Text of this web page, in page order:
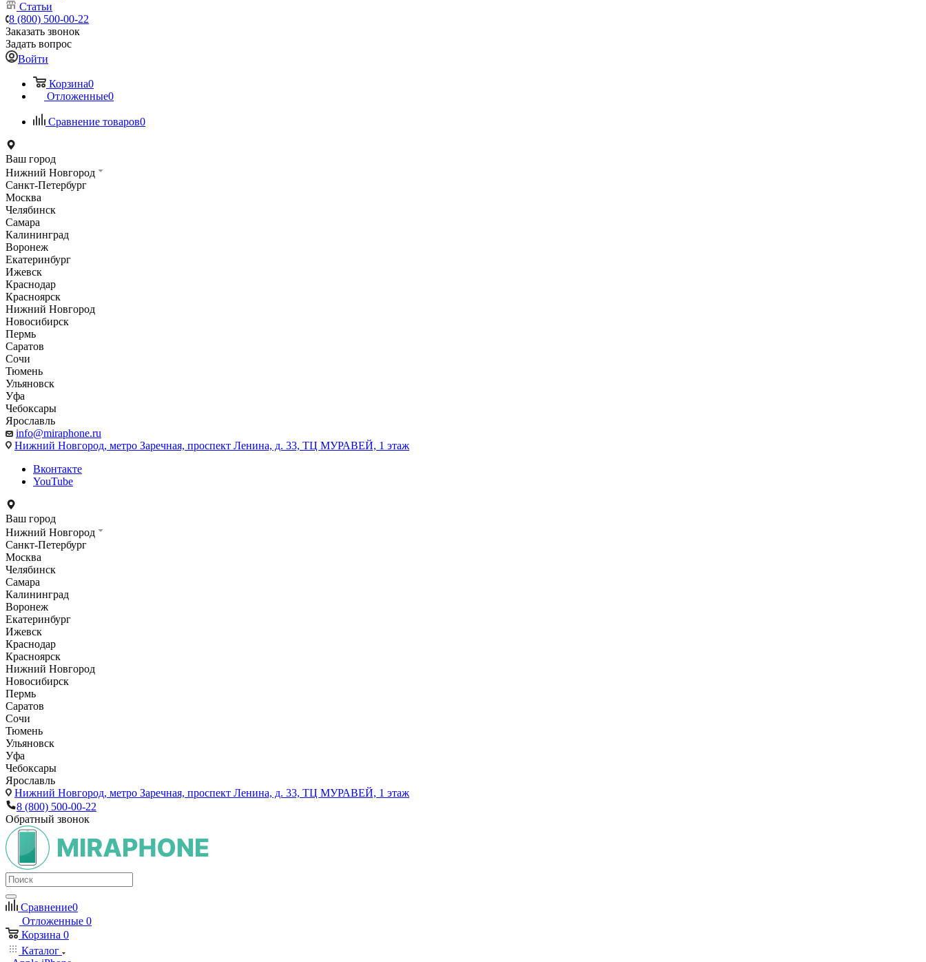
Статьи
8 (800) 500-00-22
Заказать звонок
Задать вопрос
Войти
Корзина0
Отложенные0
Сравнение товаров0
Ваш город
Нижний Новгород
Санкт-Петербург
Москва
Челябинск
Самара
Калининград
Воронеж
Екатеринбург
Ижевск
Краснодар
Красноярск
Нижний Новгород
Новосибирск
Пермь
Саратов
Сочи
Тюмень
Ульяновск
Уфа
Чебоксары
Ярославль
info@miraphone.ru
Нижний Новгород, метро Заречная, проспект Ленина, д. 33, ТЦ МУРАВЕЙ, 1 этаж
Вконтакте
YouTube
Ваш город
Нижний Новгород
Санкт-Петербург
Москва
Челябинск
Самара
Калининград
Воронеж
Екатеринбург
Ижевск
Краснодар
Красноярск
Нижний Новгород
Новосибирск
Пермь
Саратов
Сочи
Тюмень
Ульяновск
Уфа
Чебоксары
Ярославль
Нижний Новгород, метро Заречная, проспект Ленина, д. 33, ТЦ МУРАВЕЙ, 1 этаж
8 (800) 500-00-22
Обратный звонок
Сравнение0
Отложенные 0
Корзина 0
Каталог